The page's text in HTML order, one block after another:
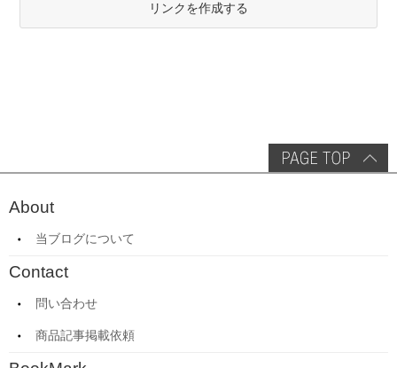
リンクを作成する
About
当ブログについて
Contact
問い合わせ
商品記事掲載依頼